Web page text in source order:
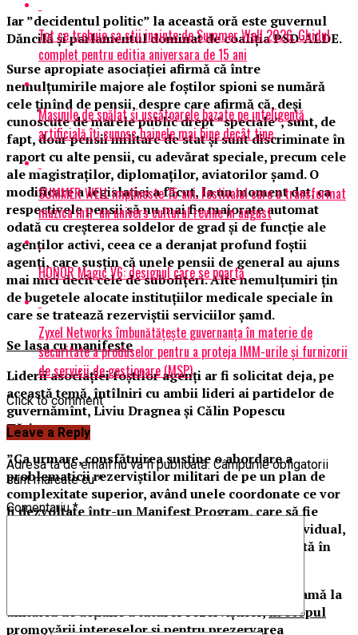
Iar ”decidentul politic” la această oră este guvernul
Dăncilă și parlamentul dominat de coaliția PSD-ALDE.
Surse apropiate asociației afirmă că între
nemulțumirile majore ale foștilor spioni se numără
cele ținînd de pensii, despre care afirmă că, deși
cunoscute de marele public drept ”speciale”, sunt, de
fapt, doar pensii militare de stat și sunt discriminate în
raport cu alte pensii, cu adevărat speciale, precum cele
ale magistraților, diplomaților, aviatorilor șamd. O
modificare a legislației a făcut, la un moment dat, ca
respectivele pensii să nu mai fie majorate automat
odată cu creșterea soldelor de grad și de funcție ale
agenților activi, ceea ce a deranjat profund foștii
agenți, care susțin că unele pensii de general au ajuns
mai mici decît cele de subofițeri. Alte nemulțumiri țin
de bugetele alocate instituțiilor medicale speciale în
care se tratează rezerviștii serviciilor șamd.
Se lasa cu manifeste
Liderii asociației foștilor agenți ar fi solicitat deja, pe
această temă, întîlniri cu ambii lideri ai partidelor de
guvernămînt, Liviu Dragnea și Călin Popescu
Tăriceanu.
”Ca urmare, consfătuirea susţine o abordare a
problematicii rezerviștilor militari de pe un plan de
complexitate superior, având unele coordonate ce vor
fi dezvoltate într-un Manifest Program, care să fie
difuzat fiecărui factor de decizie, colectiv și individual,
cu responsabilităţi pe linia Rezervei” se mai arată în
Care mesaj, aflăm chiar din conținutul său, ”cheamă la
unitatea de acţiune a tuturor rezerviştilor,în scopul
promovării intereselor şi pentru prezervarea
Tot ce trebuie sa stii inainte de Summer Well 2026. Ghidul
complet pentru editia aniversara de 15 ani
Mașinile de spălat și uscătoarele bazate pe inteligență
artificială îți cunosc hainele mai bine decât tine
SUMMER WELL implineste 15 ani. Festivalul care a transformat
muzica intr-un univers cultural revine in august
HONOR Magic V6: designul care se poartă
Zyxel Networks îmbunătățește guvernanța în materie de
securitate a produselor pentru a proteja IMM-urile și furnizorii
de servicii de gestionare (MSP)
Click to comment
Leave a Reply
Adresa ta de email nu va fi publicată. Câmpurile obligatorii
sunt marcate cu*
Comentariu*